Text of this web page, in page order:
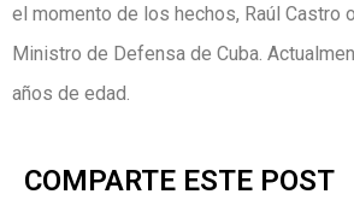
el momento de los hechos, Raúl Castro
Ministro de Defensa de Cuba.
años de edad.
COMPARTE ESTE POST